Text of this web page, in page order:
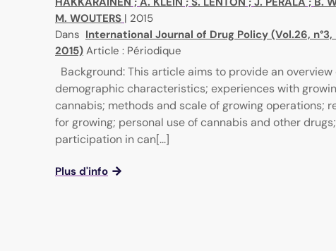
M. WOUTERS | 2015
Dans International Journal of Drug Policy (Vol.26, n°3,
2015) Article : Périodique
Background: This article aims to provide an overview
demographic characteristics; experiences with
cannabis; methods and scale of growing operations;
for growing; personal use of cannabis and other drugs;
participation in can[...]
Plus d'info